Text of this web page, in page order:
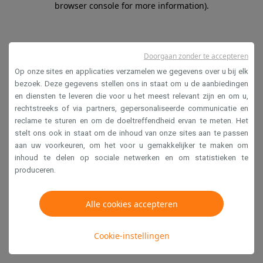
browser console for more information).
Op onze sites en applicaties verzamelen we gegevens over u bij elk
bezoek. Deze gegevens stellen ons in staat om u de aanbiedingen
en diensten te leveren die voor u het meest relevant zijn en om u,
rechtstreeks of via partners, gepersonaliseerde communicatie en
reclame te sturen en om de doeltreffendheid ervan te meten. Het
stelt ons ook in staat om de inhoud van onze sites aan te passen
aan uw voorkeuren, om het voor u gemakkelijker te maken om
inhoud te delen op sociale netwerken en om statistieken te
produceren.
Alle cookies accepteren
Cookie-instellingen
Doorgaan zonder te accepteren